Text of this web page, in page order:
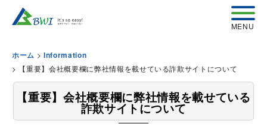
ホーム > Information
>
【重要】会社概要欄に弊社情報を載せている詐欺サイトについて
【重要】会社概要欄に弊社情報を載せている
詐欺サイトについて